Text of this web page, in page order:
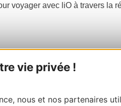
vie privée !
nous et nos partenaires
voyager avec liO à travers la